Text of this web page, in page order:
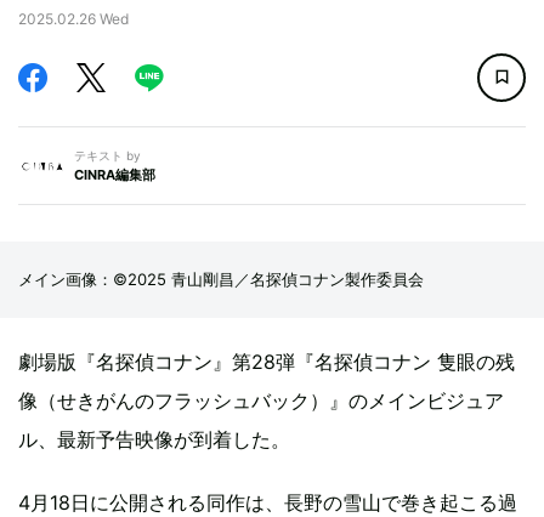
2025.02.26 Wed
テキスト by
CINRA編集部
メイン画像：©2025 青山剛昌／名探偵コナン製作委員会
劇場版『名探偵コナン』第28弾『名探偵コナン 隻眼の残
像（せきがんのフラッシュバック）』のメインビジュア
ル、最新予告映像が到着した。
4月18日に公開される同作は、長野の雪山で巻き起こる過